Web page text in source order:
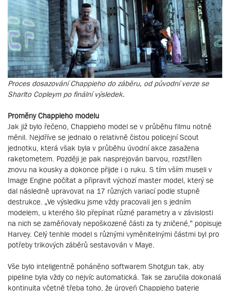
Proces dosazování Chappieho do záběru, od původní verze se
Sharlto Copleym po finální výsledek.
Proměny Chappieho modelu
Jak již bylo řečeno, Chappieho model se v průběhu filmu notně
měnil. Nejdříve se jednalo o relativně čistou policejní Scout
jednotku, která však byla v průběhu úvodní akce zasažena
raketometem. Později je pak nasprejován barvou, rozstřílen
znovu na kousky a dokonce přijde i o ruku. S tím vším museli v
Image Engine počítat a připravit výchozí master model, který se
dal následně upravovat na 17 různých variací podle stupně
destrukce. „Ve výsledku jsme vždy pracovali jen s jedním
modelem, u kterého šlo přepínat různé parametry a v závislosti
na nich se zaměňovaly nepoškozené části za ty zničené,“ popisuje
Harvey. Celý tenhle model s různými vyměnitelnými částmi byl pro
potřeby trikových záběrů sestavován v Maye.
Vše bylo inteligentně poháněno softwarem Shotgun tak, aby
pipeline byla vždy co nejvíc automatická. Tak se zaručila dokonalá
kontinuita včetně třeba toho, že úroveň Chappieho baterie